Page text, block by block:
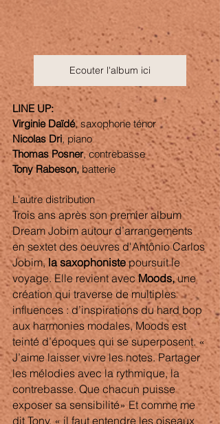
Ecouter l'album ici
LINE UP:
Virginie Daïdé, saxophone ténor
Nicolas Dri, piano
Thomas Posner, contrebasse
Tony Rabeson, batterie
L'autre distribution
Trois ans après son premier album
Dream Jobim autour d’arrangements
en sextet des oeuvres d'Antônio Carlos
Jobim, la saxophoniste poursuit le
voyage. Elle revient avec Moods, une
création qui traverse de multiples
influences : d’inspirations du hard bop
aux harmonies modales, Moods est
teinté d’époques qui se superposent. «
J’aime laisser vivre les notes. Partager
les mélodies avec la rythmique, la
contrebasse. Que chacun puisse
exposer sa sensibilité» Et comme me
dit Tony, « il faut entendre les oiseaux